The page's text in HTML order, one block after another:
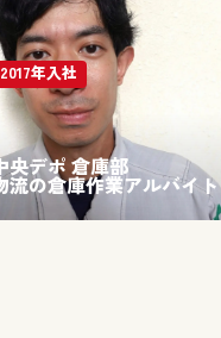
年入社
央デポ 倉庫部
流の倉庫作業アルバイト